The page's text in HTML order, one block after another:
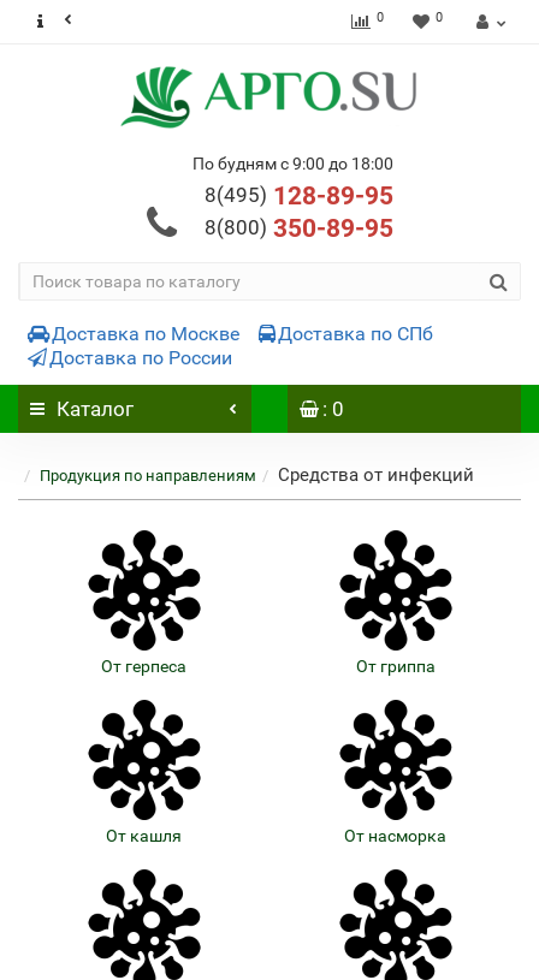
0 0
По будням с 9:00 до 18:00
8(495) 128-89-95
8(800) 350-89-95
Доставка по Москве
Доставка по СПб
Доставка по России
Каталог : 0
Продукция по направлениям Средства от инфекций
От герпеса От гриппа
От кашля От насморка